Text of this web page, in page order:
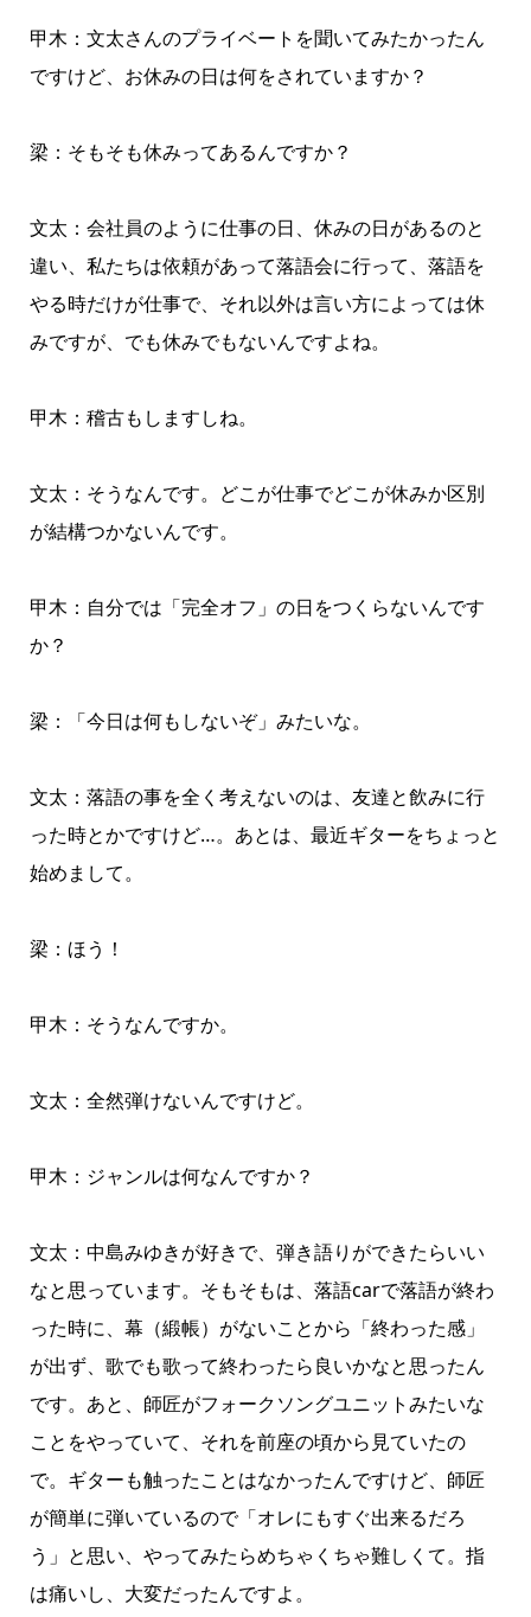
甲木：文太さんのプライベートを聞いてみたかったん
ですけど、お休みの日は何をされていますか？
梁：そもそも休みってあるんですか？
文太：会社員のように仕事の日、休みの日があるのと
違い、私たちは依頼があって落語会に行って、落語を
やる時だけが仕事で、それ以外は言い方によっては休
みですが、でも休みでもないんですよね。
甲木：稽古もしますしね。
文太：そうなんです。どこが仕事でどこが休みか区別
が結構つかないんです。
甲木：自分では「完全オフ」の日をつくらないんです
か？
梁：「今日は何もしないぞ」みたいな。
文太：落語の事を全く考えないのは、友達と飲みに行
った時とかですけど…。あとは、最近ギターをちょっと
始めまして。
梁：ほう！
甲木：そうなんですか。
文太：全然弾けないんですけど。
甲木：ジャンルは何なんですか？
文太：中島みゆきが好きで、弾き語りができたらいい
なと思っています。そもそもは、落語carで落語が終わ
った時に、幕（緞帳）がないことから「終わった感」
が出ず、歌でも歌って終わったら良いかなと思ったん
です。あと、師匠がフォークソングユニットみたいな
ことをやっていて、それを前座の頃から見ていたの
で。ギターも触ったことはなかったんですけど、師匠
が簡単に弾いているので「オレにもすぐ出来るだろ
う」と思い、やってみたらめちゃくちゃ難しくて。指
は痛いし、大変だったんですよ。